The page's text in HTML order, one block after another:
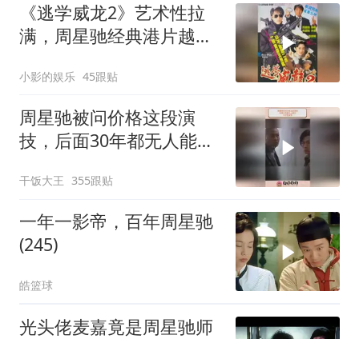
《逃学威龙2》艺术性拉
满，周星驰经典港片越品
小影的娱乐 45跟贴
周星驰被问价格这段演
技，后面30年都无人能
干饭大王 355跟贴
一年一影帝，百年周星驰
(245)
皓篮球
光头佬麦嘉竟是周星驰师